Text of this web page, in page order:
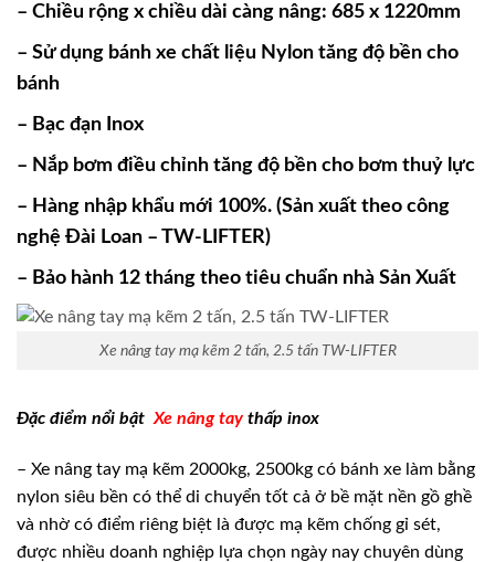
– Chiều rộng x chiều dài càng nâng: 685 x 1220mm
– Sử dụng bánh xe chất liệu Nylon tăng độ bền cho
bánh
– Bạc đạn Inox
– Nắp bơm điều chỉnh tăng độ bền cho bơm thuỷ lực
– Hàng nhập khẩu mới 100%. (Sản xuất theo công
nghệ Đài Loan – TW-LIFTER)
– Bảo hành 12 tháng theo tiêu chuẩn nhà Sản Xuất
Xe nâng tay mạ kẽm 2 tấn, 2.5 tấn TW-LIFTER
Đặc điểm nổi bật Xe nâng tay thấp inox
– Xe nâng tay mạ kẽm 2000kg, 2500kg có bánh xe làm bằng
nylon siêu bền có thể di chuyển tốt cả ở bề mặt nền gồ ghề
và nhờ có điểm riêng biệt là được mạ kẽm chống gỉ sét,
được nhiều doanh nghiệp lựa chọn ngày nay chuyên dùng